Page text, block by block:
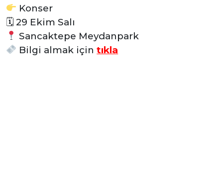
Konser
🗓 29 Ekim Salı
Sancaktepe Meydanpark
Bilgi almak için tıkla